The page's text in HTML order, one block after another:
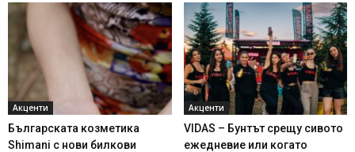
Акценти
Българската козметика
Shimani с нови билкови
Акценти
VIDAS – Бунтът срещу сивото
ежедневие или когато